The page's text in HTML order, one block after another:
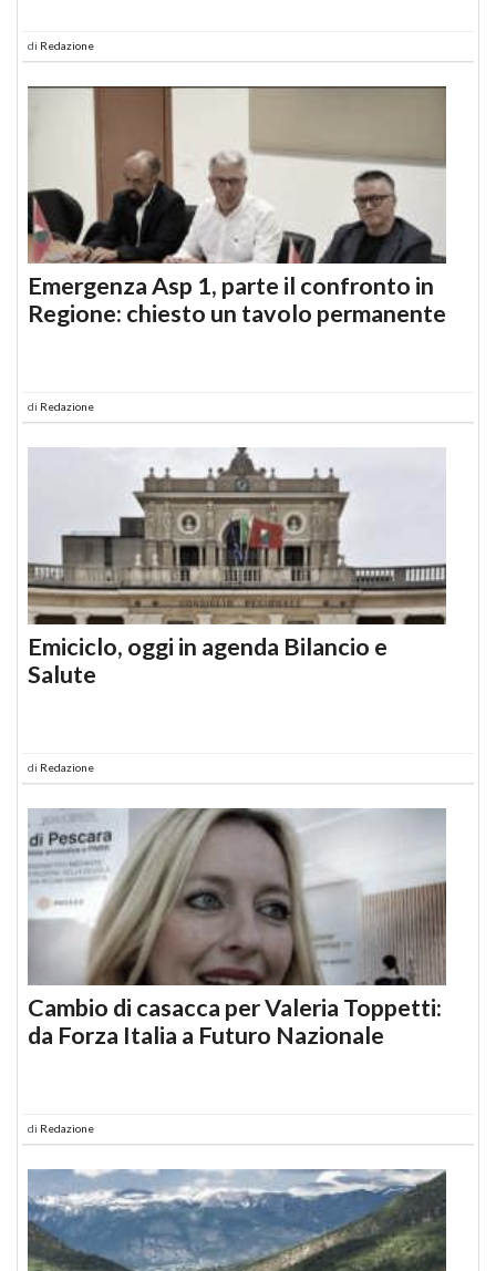
di Redazione
Emergenza Asp 1, parte il confronto in
Regione: chiesto un tavolo permanente
di Redazione
Emiciclo, oggi in agenda Bilancio e
Salute
di Redazione
Cambio di casacca per Valeria Toppetti:
da Forza Italia a Futuro Nazionale
di Redazione